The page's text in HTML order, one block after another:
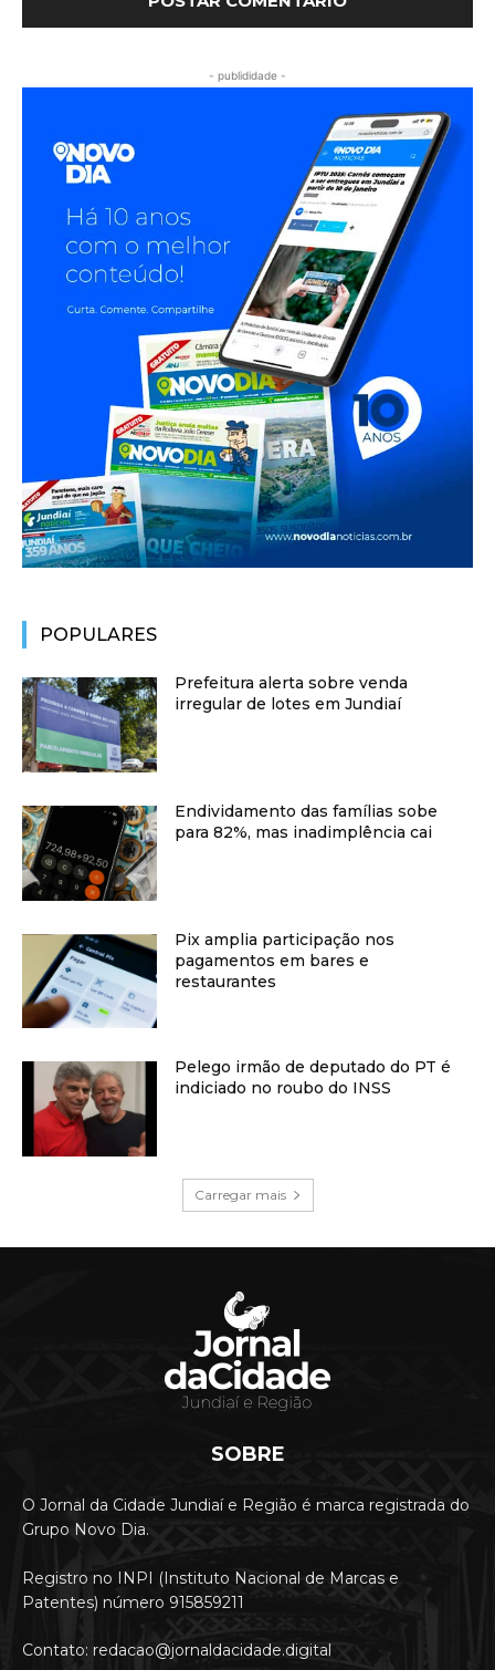
- publididade -
POPULARES
Prefeitura alerta sobre venda
irregular de lotes em Jundiaí
Endividamento das famílias sobe
para 82%, mas inadimplência cai
Pix amplia participação nos
pagamentos em bares e
restaurantes
Pelego irmão de deputado do PT é
indiciado no roubo do INSS
Carregar mais
SOBRE
O Jornal da Cidade Jundiaí e Região é marca registrada do
Grupo Novo Dia.
Registro no INPI (Instituto Nacional de Marcas e
Patentes) número 915859211
Contato: redacao@jornaldacidade.digital